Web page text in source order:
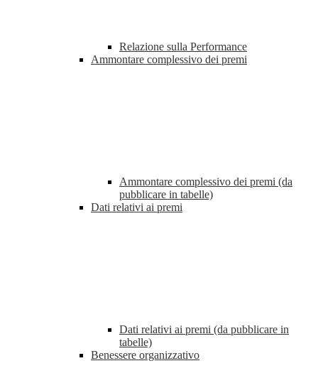
Relazione sulla Performance
Ammontare complessivo dei premi
Ammontare complessivo dei premi (da
pubblicare in tabelle)
Dati relativi ai premi
Dati relativi ai premi (da pubblicare in
tabelle)
Benessere organizzativo